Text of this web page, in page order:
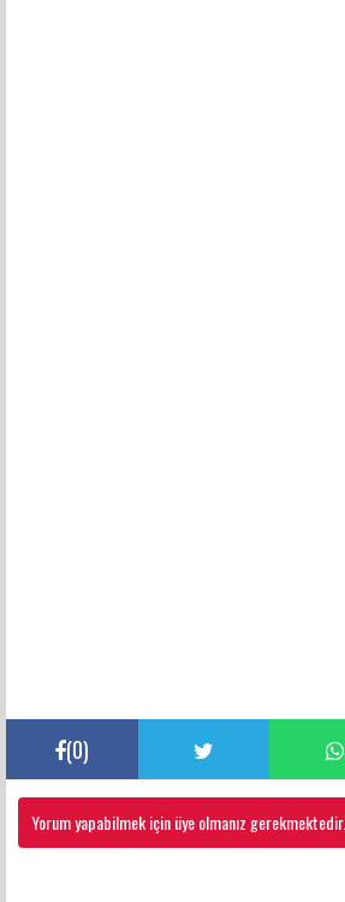
(0)
Yorum yapabilmek için üye olmanız gerekmektedir.